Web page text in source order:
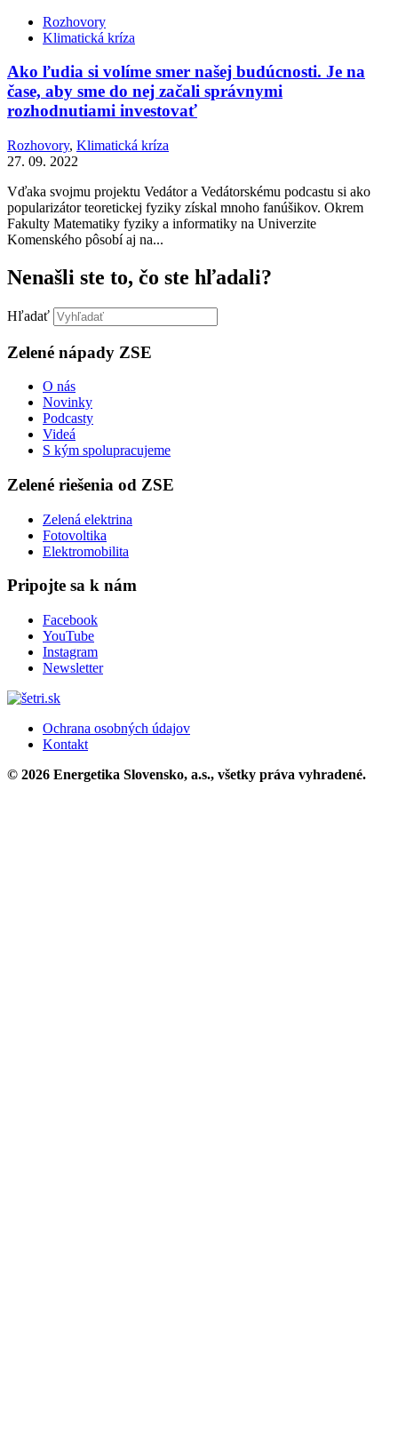
Rozhovory
Klimatická kríza
Ako ľudia si volíme smer našej budúcnosti. Je na
čase, aby sme do nej začali správnymi
rozhodnutiami investovať
Rozhovory, Klimatická kríza
27. 09. 2022
Vďaka svojmu projektu Vedátor a Vedátorskému podcastu si ako
popularizátor teoretickej fyziky získal mnoho fanúšikov. Okrem
Fakulty Matematiky fyziky a informatiky na Univerzite
Komenského pôsobí aj na...
Nenašli ste to, čo ste hľadali?
Hľadať
Zelené nápady ZSE
O nás
Novinky
Podcasty
Videá
S kým spolupracujeme
Zelené riešenia od ZSE
Zelená elektrina
Fotovoltika
Elektromobilita
Pripojte sa k nám
Facebook
YouTube
Instagram
Newsletter
Ochrana osobných údajov
Kontakt
© 2026 Energetika Slovensko, a.s., všetky práva vyhradené.